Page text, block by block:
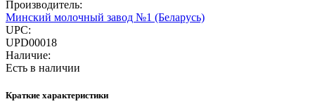
Производитель:
Минский молочный завод №1 (Беларусь)
UPC:
UPD00018
Наличие:
Есть в наличии
Краткие характеристики